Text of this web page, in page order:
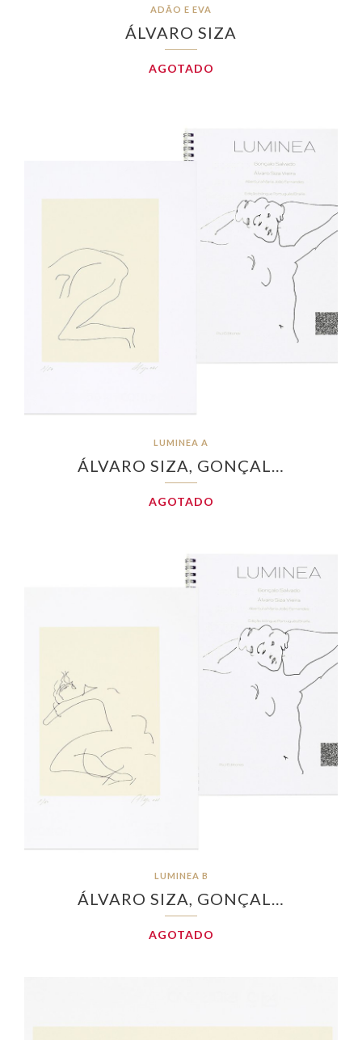
ADÃO E EVA
ÁLVARO SIZA
AGOTADO
LUMINEA A
ÁLVARO SIZA, GONÇAL…
AGOTADO
LUMINEA B
ÁLVARO SIZA, GONÇAL…
AGOTADO